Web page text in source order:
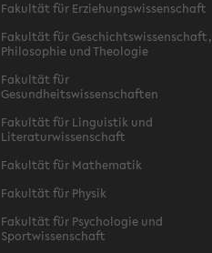
Fakultät für Erziehungswissenschaft
Fakultät für Geschichtswissenschaft,
Philosophie und Theologie
Fakultät für
Gesundheitswissenschaften
Fakultät für Linguistik und
Literaturwissenschaft
Fakultät für Mathematik
Fakultät für Physik
Fakultät für Psychologie und
Sportwissenschaft